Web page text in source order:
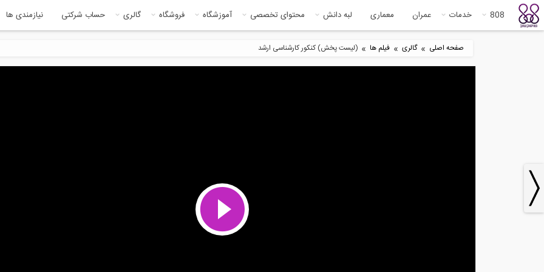
808 خدمات عمران معماری لبه دانش محتوای تخصصی آموزشگاه فروشگاه گالری حساب شرکتی نیازمندی ها
صفحه اصلی » گالری » فیلم ها » (لیست پخش) کنکور کارشناسی ارشد